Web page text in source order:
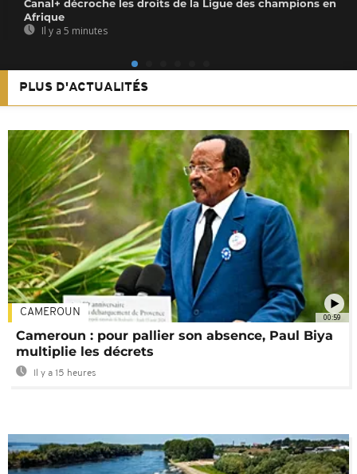
Canal+ décroche les droits de la Ligue des champions en
Afrique
Il y a 5 minutes
PLUS D'ACTUALITÉS
00:59
CAMEROUN
Cameroun : pour pallier son absence, Paul Biya
multiplie les décrets
Il y a 15 heures